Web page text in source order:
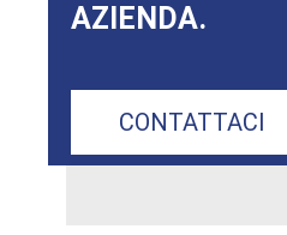
AZIENDA.
CONTATTACI